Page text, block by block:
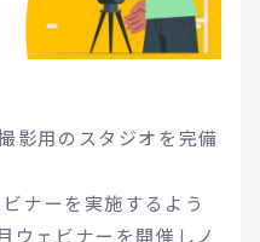
影用のスタジオを完備
ナーを実施するよう
ウェビナーを開催しノ